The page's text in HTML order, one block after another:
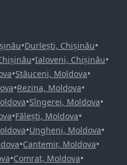
•Durlești, Chișinău•
•Ialoveni, Chișinău•
•Stăuceni, Moldova•
•Rezina, Moldova•
•Sîngerei, Moldova•
•Fălești, Moldova•
•Ungheni, Moldova•
•Cantemir, Moldova•
•Comrat, Moldova•